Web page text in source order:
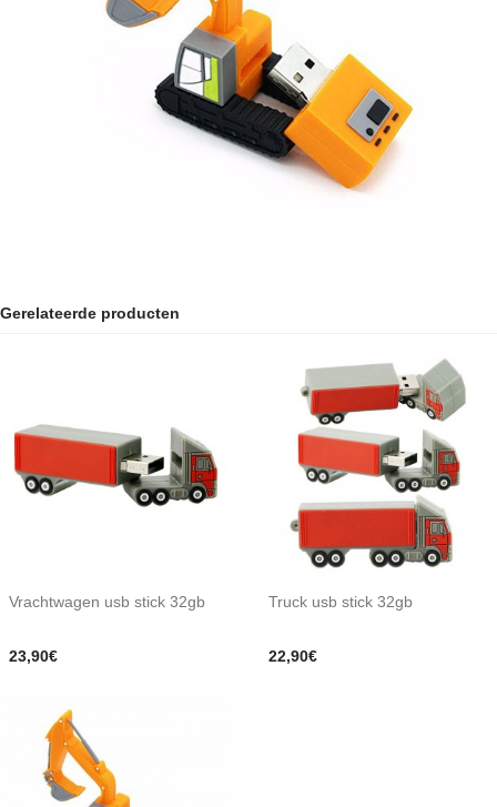
Gerelateerde producten
Vrachtwagen usb stick 32gb
23,90€
Truck usb stick 32gb
22,90€